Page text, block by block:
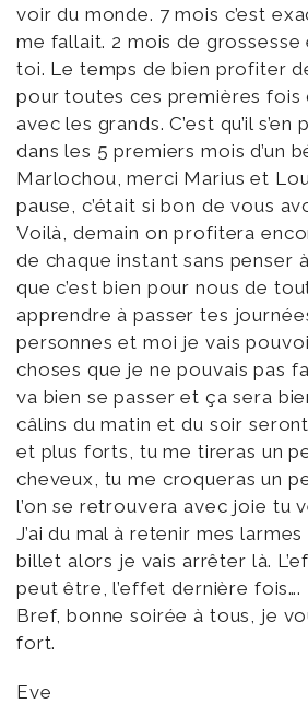
voir du monde. 7 mois c’est
me fallait. 2 mois de grossesse
toi. Le temps de bien profiter
pour toutes ces premières fois
avec les grands. C’est qu’il
dans les 5 premiers mois d’un
Marlochou, merci Marius et
pause, c’était si bon de vous
Voilà, demain on profitera
de chaque instant sans penser
que c’est bien pour nous de
apprendre à passer tes
personnes et moi je vais
choses que je ne pouvais pas
va bien se passer et ça sera
câlins du matin et du soir
et plus forts, tu me tireras un
cheveux, tu me croqueras un
l’on se retrouvera avec joie tu
J’ai du mal à retenir mes
billet alors je vais arrêter là.
peut être, l’effet dernière fois….
Bref, bonne soirée à tous, je
fort.
Eve